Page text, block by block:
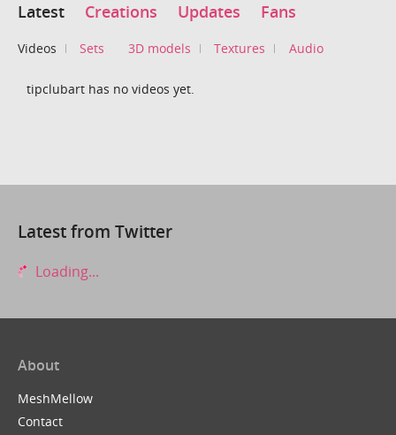
Latest Creations Updates Fans
Videos Sets 3D models Textures Audio
tipclubart has no videos yet.
Latest from Twitter
Loading...
About
MeshMellow
Contact